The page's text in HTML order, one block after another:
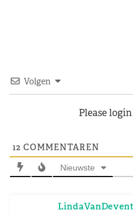
Volgen
Please
12 COMMENTAREN
Nieuwste